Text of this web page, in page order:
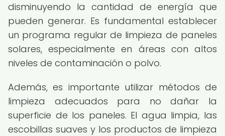
disminuyendo la cantidad de energía que
pueden generar. Es fundamental establecer
un programa regular de limpieza de paneles
solares, especialmente en áreas con altos
niveles de contaminación o polvo.
Además, es importante utilizar métodos de
limpieza adecuados para no dañar la
superficie de los paneles. El agua limpia, las
escobillas suaves y los productos de limpieza